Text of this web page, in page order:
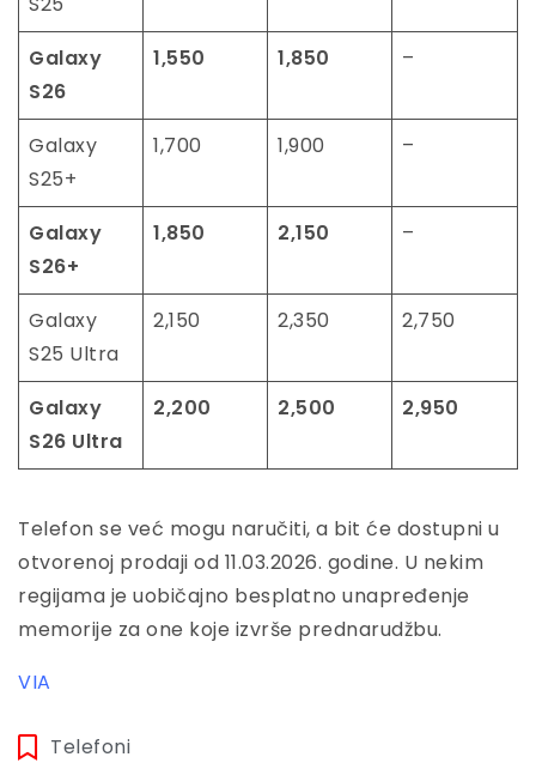
Galaxy
S26
1,550 1,850 –
Galaxy
S25+
1,700 1,900 –
Galaxy
S26+
1,850 2,150 –
Galaxy
S25 Ultra
2,150 2,350 2,750
Galaxy
S26 Ultra
2,200 2,500 2,950
Telefon se već mogu naručiti, a bit će dostupni u
otvorenoj prodaji od 11.03.2026. godine. U nekim
regijama je uobičajno besplatno unapređenje
memorije za one koje izvrše prednarudžbu.
VIA
Telefoni